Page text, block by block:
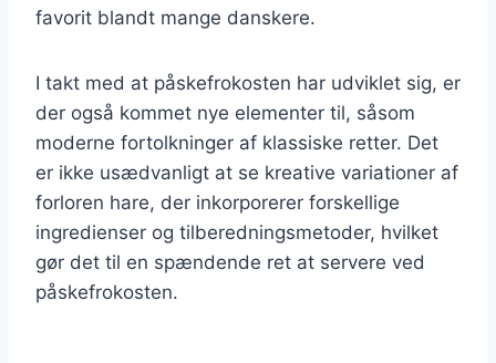
favorit blandt mange danskere.
I takt med at påskefrokosten har udviklet sig, er
der også kommet nye elementer til, såsom
moderne fortolkninger af klassiske retter. Det
er ikke usædvanligt at se kreative variationer af
forloren hare, der inkorporerer forskellige
ingredienser og tilberedningsmetoder, hvilket
gør det til en spændende ret at servere ved
påskefrokosten.